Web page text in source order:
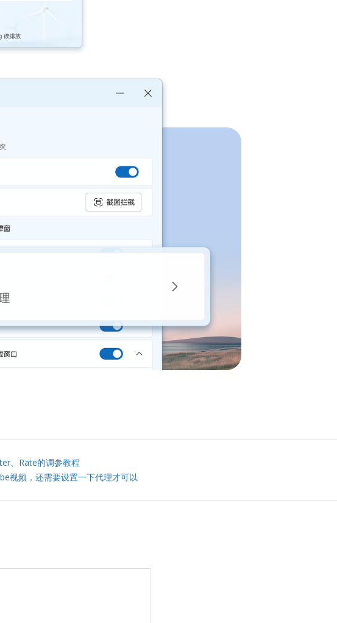
、Rate的调参教程
视频，还需要设置一下代理才可以